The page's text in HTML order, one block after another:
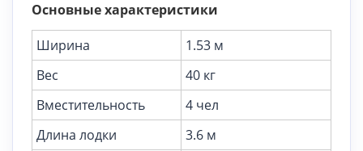
Основные характеристики
Ширина
1.53 м
Вес
40 кг
Вместительность
4 чел
Длина лодки
3.6 м